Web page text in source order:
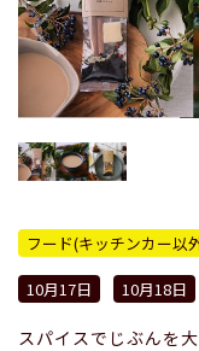
フード(キッチンカー以
10月17日
10月18日
スパイスでじぶんを